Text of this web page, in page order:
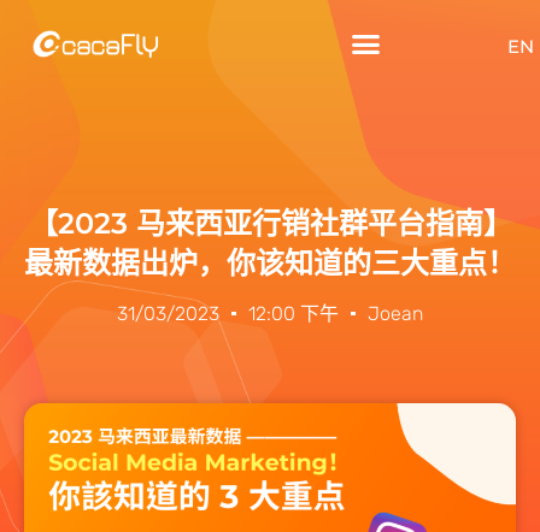
EN
【2023 马来西亚行销社群平台指南】
最新数据出炉，你该知道的三大重点！
31/03/2023 12:00 下午 Joean